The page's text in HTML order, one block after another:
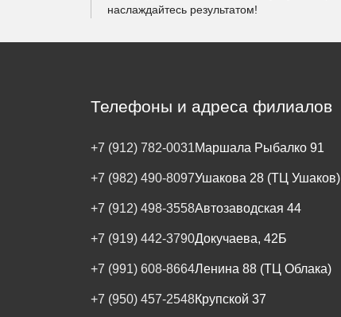
наслаждайтесь результатом!
Телефоны и адреса филиалов
+7 (912) 782-0031Маршала Рыбалко 91
+7 (982) 490-8097Ушакова 28 (ТЦ Ушаков)
+7 (912) 498-3558Автозаводская 44
+7 (919) 442-3790Докучаева, 42Б
+7 (991) 608-8664Ленина 88 (ТЦ Облака)
+7 (950) 457-2548Крупской 37